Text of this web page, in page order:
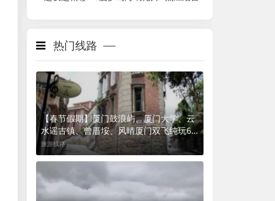
热门线路
【春节假期】厦门鼓浪屿、厦门大学、云
水谣古镇、曾厝垵、风晴厦门双飞纯玩6
日游.
旅游线路